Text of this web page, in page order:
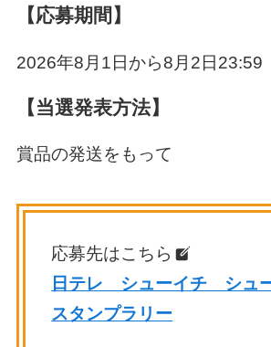
【応募期間】
2026年8月1日から8月2日23:59
【当選発表方法】
賞品の発送をもって
応募先はこちら
日テレ シューイチ シュ
スタンプラリー